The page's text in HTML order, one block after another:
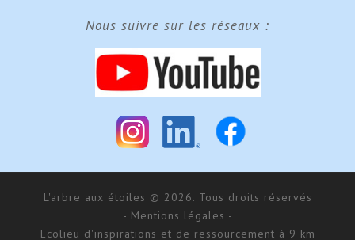
Nous suivre sur les réseaux :
L'arbre aux étoiles © 2026. Tous droits réservés
- Mentions légales -
Ecolieu d'inspirations et de ressourcement à 9 km